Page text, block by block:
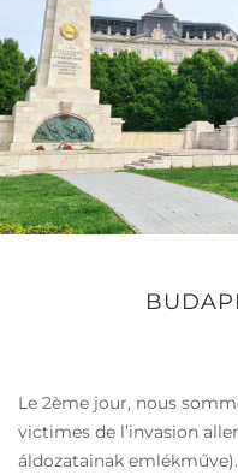
Le 2ème jour, nous
victimes de l’invasion
áldozatainak emlékműve).